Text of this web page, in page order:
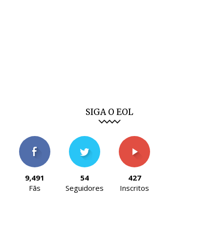
SIGA O EOL
9,491
Fãs
54
Seguidores
427
Inscritos